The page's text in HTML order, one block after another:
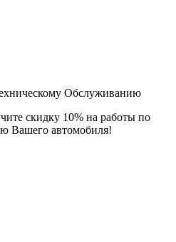
Обслуживанию
скидку 10% на работы по
Вашего автомобиля!